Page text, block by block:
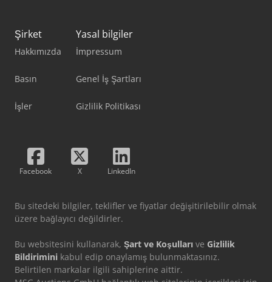
Şirket
Hakkımızda
Basın
İşler
Yasal bilgiler
İmpressum
Genel İş Şartları
Gizlilik Politikası
Facebook X LinkedIn
Bu sitedeki bilgiler, teklifler ve fiyatlar değişitirilebilir olmak
üzere bağlayıcı değildirler.
Bu websitesini kullanarak, Şart ve Koşulları ve Gizlilik
Bildirimini kabul edip onaylamış bulunmaktasınız.
Belirtilen markalar ilgili sahiplerine aittir.